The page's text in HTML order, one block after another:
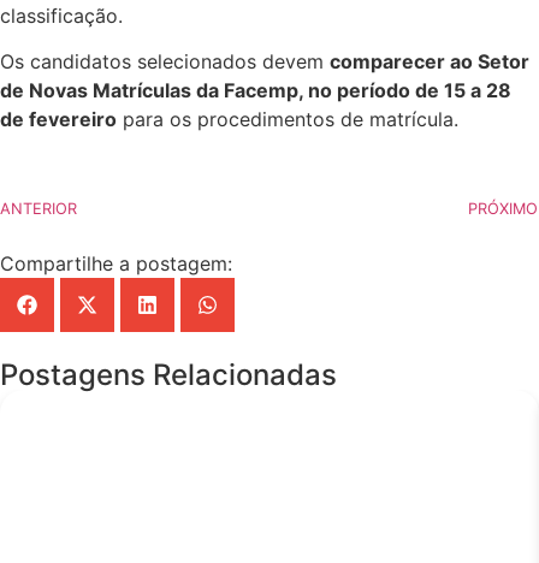
classificação.
Os candidatos selecionados devem comparecer ao Setor
de Novas Matrículas da Facemp, no período de 15 a 28
de fevereiro para os procedimentos de matrícula.
ANTERIOR PRÓXIMO
Compartilhe a postagem:
Postagens Relacionadas